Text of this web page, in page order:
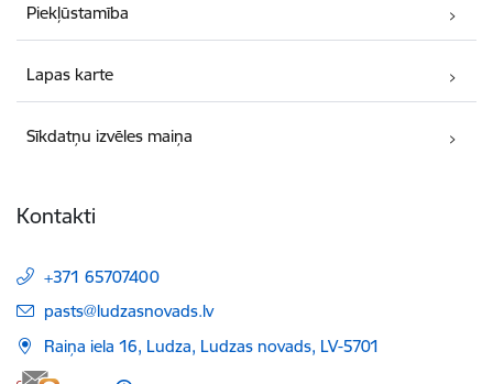
Piekļūstamība
Lapas karte
Sīkdatņu izvēles maiņa
Kontakti
+371 65707400
E-pasts:
pasts@ludzasnovads.lv
Raiņa iela 16, Ludza, Ludzas novads, LV-5701